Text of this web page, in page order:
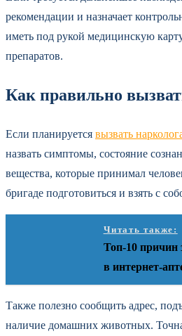
рекомендации и назначает
иметь под рукой медицинскую
препаратов.
Как правильно
Если планируется вызвать
назвать симптомы, состояние
вещества, которые принимал
бригаде подготовиться и взять с
Читать также:
Топ-10 причин
в интернет-
Также полезно сообщить адрес,
наличие домашних животных.